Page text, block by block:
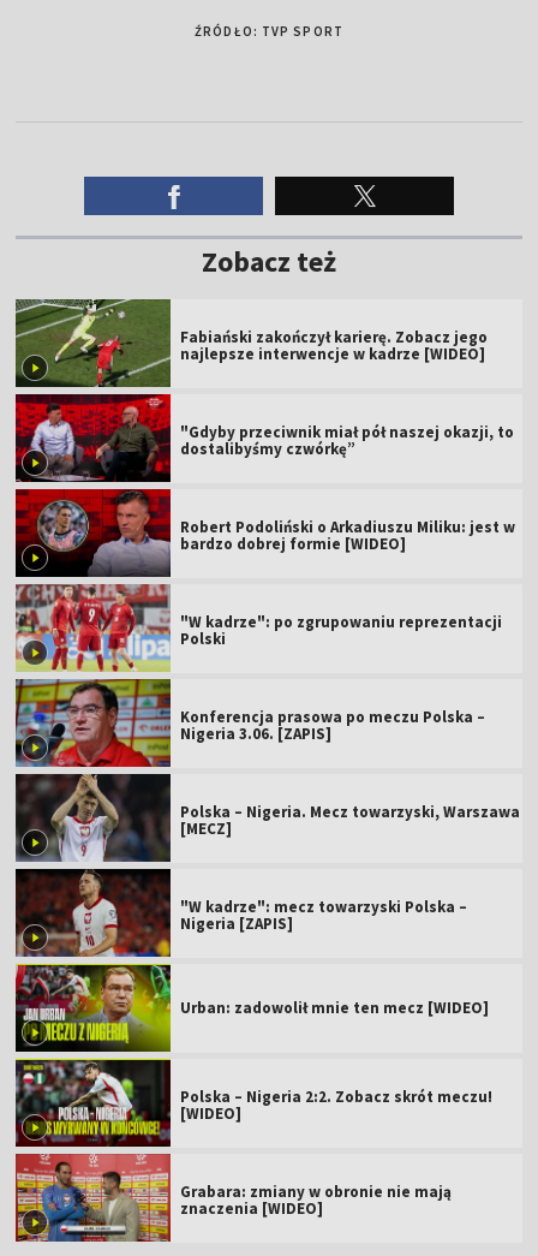
ŹRÓDŁO: TVP SPORT
Zobacz też
Fabiański zakończył karierę. Zobacz jego
najlepsze interwencje w kadrze [WIDEO]
"Gdyby przeciwnik miał pół naszej okazji, to
dostalibyśmy czwórkę”
Robert Podoliński o Arkadiuszu Miliku: jest w
bardzo dobrej formie [WIDEO]
"W kadrze": po zgrupowaniu reprezentacji
Polski
Konferencja prasowa po meczu Polska –
Nigeria 3.06. [ZAPIS]
Polska – Nigeria. Mecz towarzyski, Warszawa
[MECZ]
"W kadrze": mecz towarzyski Polska –
Nigeria [ZAPIS]
Urban: zadowolił mnie ten mecz [WIDEO]
Polska – Nigeria 2:2. Zobacz skrót meczu!
[WIDEO]
Grabara: zmiany w obronie nie mają
znaczenia [WIDEO]